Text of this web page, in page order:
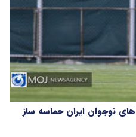
نوجوان ایران حماسه ساز